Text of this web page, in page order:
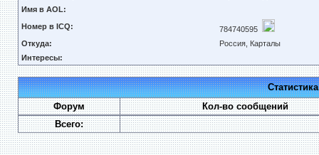
Имя в AOL:
Номер в ICQ:
784740595
Откуда:
Россия, Карталы
Интересы:
Форум
Кол-во сообщений
Всего: